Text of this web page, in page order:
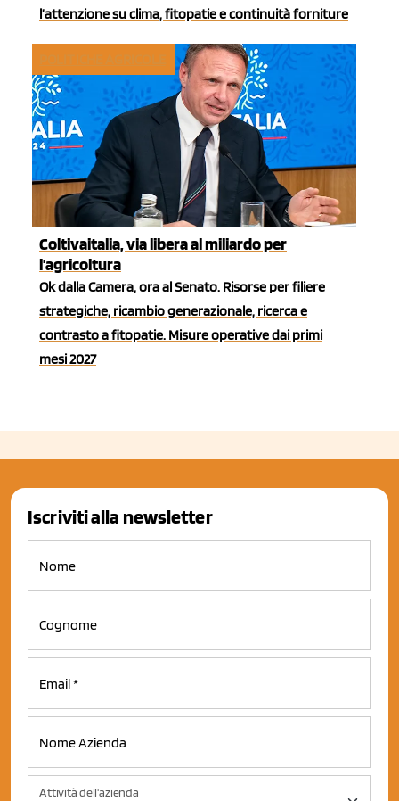
l’attenzione su clima, fitopatie e continuità forniture
Coltivaitalia, via libera al miliardo per
l'agricoltura
Ok dalla Camera, ora al Senato. Risorse per filiere
strategiche, ricambio generazionale, ricerca e
contrasto a fitopatie. Misure operative dai primi
mesi 2027
Iscriviti alla newsletter
Attività dell'azienda